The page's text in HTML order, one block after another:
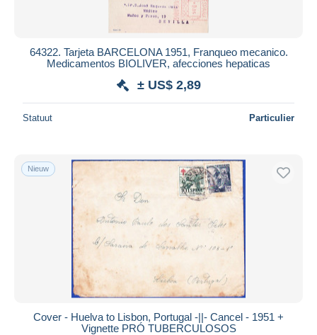
64322. Tarjeta BARCELONA 1951, Franqueo mecanico.
Medicamentos BIOLIVER, afecciones hepaticas
± US$ 2,89
Statuut Particulier
Nieuw
Cover - Huelva to Lisbon, Portugal -||- Cancel - 1951 +
Vignette PRÓ TUBERCULOSOS